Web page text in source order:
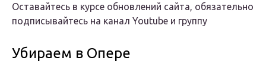
Оставайтесь в курсе обновлений сайта, обязательно
подписывайтесь на канал Youtube и группу
Убираем в Опере